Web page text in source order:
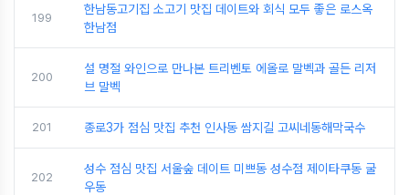
199
한남동고기집 소고기 맛집 데이트와 회식 모두 좋은 로스옥
한남점
200
설 명절 와인으로 만나본 트리벤토 에올로 말벡과 골든 리저
브 말벡
201 종로3가 점심 맛집 추천 인사동 쌈지길 고씨네동해막국수
202
성수 점심 맛집 서울숲 데이트 미쁘동 성수점 제이타쿠동 굴
우동